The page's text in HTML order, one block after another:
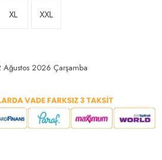
XL XXL
Ağustos 2026 Çarşamba